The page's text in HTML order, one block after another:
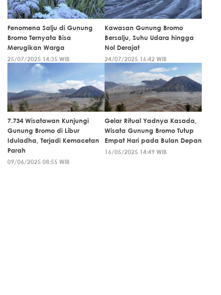
Fenomena Salju di Gunung
Bromo Ternyata Bisa
Merugikan Warga
25/07/2025 14:35 WIB
Kawasan Gunung Bromo
Bersalju, Suhu Udara hingga
Nol Derajat
24/07/2025 16:42 WIB
7.734 Wisatawan Kunjungi
Gunung Bromo di Libur
Iduladha, Terjadi Kemacetan
Parah
09/06/2025 08:55 WIB
Gelar Ritual Yadnya Kasada,
Wisata Gunung Bromo Tutup
Empat Hari pada Bulan Depan
16/05/2025 14:49 WIB